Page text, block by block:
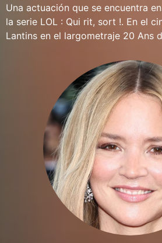
Una actuación que se encuentra
la serie LOL : Qui rit, sort !. En el
Lantins en el largometraje 20 Ans